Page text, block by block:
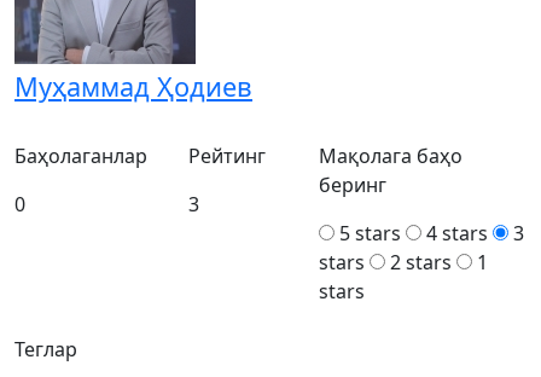
Муҳаммад Ҳодиев
Теглар
Баҳолаганлар
0
Рейтинг
3
Мақолага баҳо
беринг
5 stars
4 stars
3
stars
2 stars
1
stars